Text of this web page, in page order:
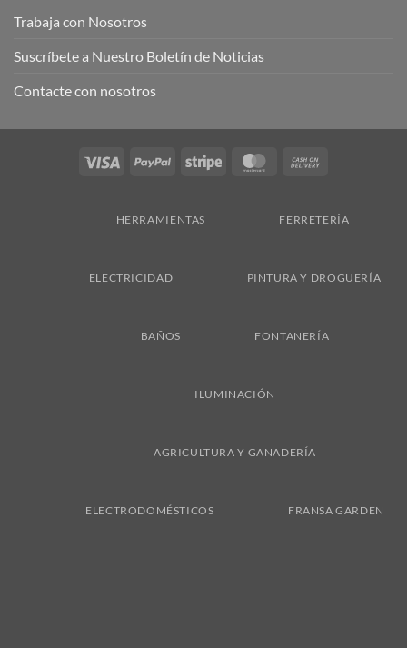
Trabaja con Nosotros
Suscríbete a Nuestro Boletín de Noticias
Contacte con nosotros
Visa PayPal Stripe MasterCard
HERRAMIENTAS FERRETERÍA
ELECTRICIDAD PINTURA Y DROGUERÍA
BAÑOS FONTANERÍA
ILUMINACIÓN
AGRICULTURA Y GANADERÍA
ELECTRODOMÉSTICOS FRANSA GARDEN